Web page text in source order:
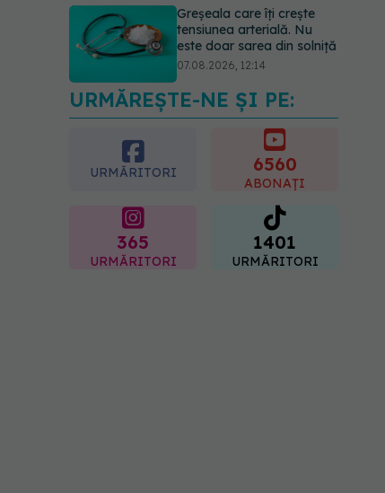
Greșeala care îți crește
tensiunea arterială. Nu
este doar sarea din solniță
07.08.2026, 12:14
PNRR: 174 de milioane de
lei pentru sănătate într-o
singură săptămână. Ce
spitale primesc bani
07.08.2026, 16:41
URMĂREȘTE-NE ȘI PE:
URMĂRITORI 6560
ABONAȚI
365
URMĂRITORI
1401
URMĂRITORI